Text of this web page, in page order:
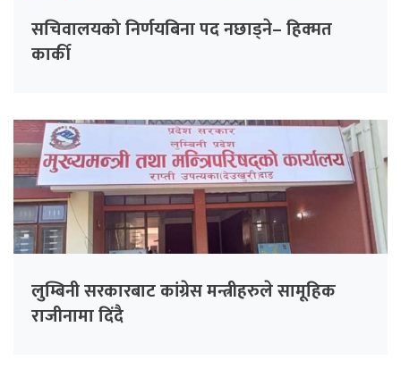
सचिवालयको निर्णयबिना पद नछाड्ने– हिक्मत
कार्की
लुम्बिनी सरकारबाट कांग्रेस मन्त्रीहरुले सामूहिक
राजीनामा दिंदै